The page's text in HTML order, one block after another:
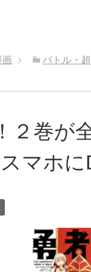
画 バトル・
２巻が
マホに